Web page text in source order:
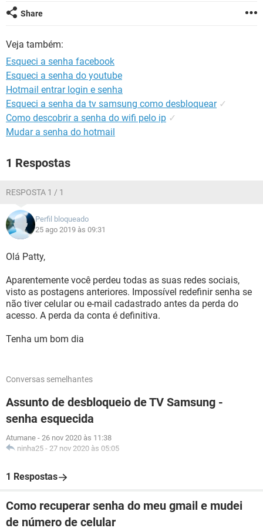
GUIA DE COMPRAS
Share
Veja também:
Esqueci a senha facebook
Esqueci a senha do youtube
Hotmail entrar login e senha
Esqueci a senha da tv samsung como desbloquear ✓
Como descobrir a senha do wifi pelo ip ✓
Mudar a senha do hotmail
1 Respostas
RESPOSTA 1 / 1
Perfil bloqueado
25 ago 2019 às 09:31
Olá Patty,
Aparentemente você perdeu todas as suas redes sociais,
visto as postagens anteriores. Impossível redefinir senha se
não tiver celular ou e-mail cadastrado antes da perda do
acesso. A perda da conta é definitiva.
Tenha um bom dia
Conversas semelhantes
Assunto de desbloqueio de TV Samsung -
senha esquecida
Atumane - 26 nov 2020 às 11:38
ninha25 - 27 nov 2020 às 05:05
1 Respostas
Como recuperar senha do meu gmail e mudei
de número de celular